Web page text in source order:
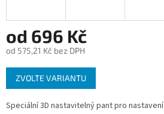
od 696 Kč
od 575,21 Kč bez DPH
Měrná
cena:
ZVOLTE VARIANTU
Speciální 3D nastavitelný pant pro nastavení